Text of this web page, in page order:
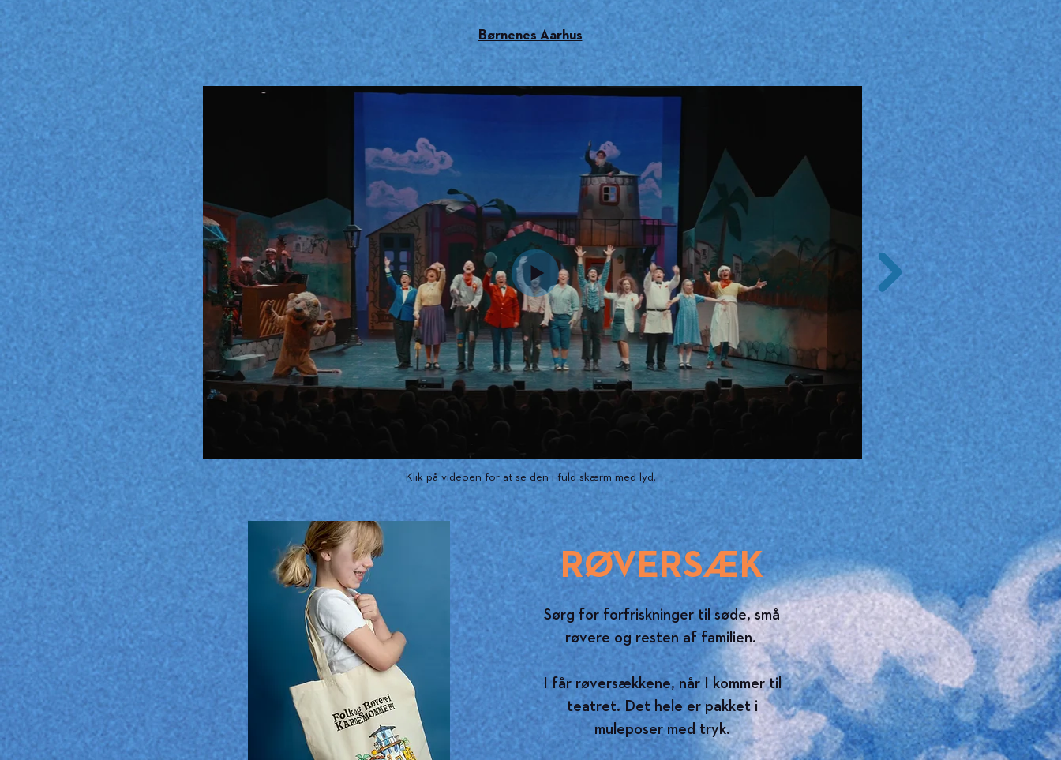
Børnenes Aarhus
Klik på videoen for at se den i fuld skærm med lyd.
RØVERSÆK
Sørg for forfriskninger til søde, små
røvere og resten af familien.
I får røversækkene, når I kommer til
teatret. Det hele er pakket i
muleposer med tryk.